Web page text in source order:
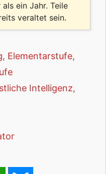
ein Jahr. Teile
veraltet sein.
, Elementarstufe,
Intelligenz,